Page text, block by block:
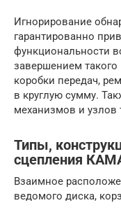
Игнорирование
гарантированно
функциональности
завершением такого
коробки передач,
в круглую сумму.
механизмов и
Типы,
сцепления
Взаимное
ведомого диска,